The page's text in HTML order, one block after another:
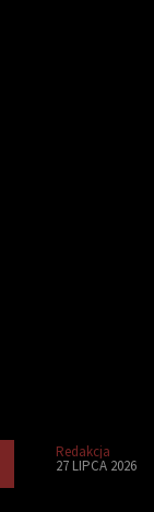
Redakcja
27 LIPCA 2026